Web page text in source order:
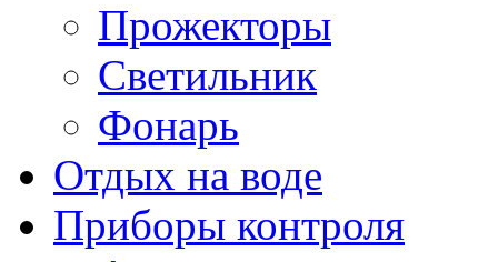
Прожекторы
Светильник
Фонарь
Отдых на воде
Приборы контроля